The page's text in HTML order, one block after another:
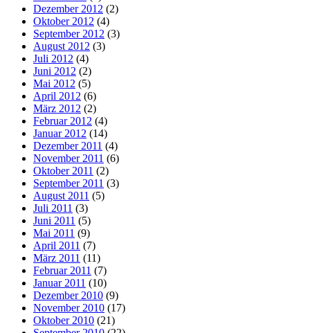
Dezember 2012 (2)
Oktober 2012 (4)
September 2012 (3)
August 2012 (3)
Juli 2012 (4)
Juni 2012 (2)
Mai 2012 (5)
April 2012 (6)
März 2012 (2)
Februar 2012 (4)
Januar 2012 (14)
Dezember 2011 (4)
November 2011 (6)
Oktober 2011 (2)
September 2011 (3)
August 2011 (5)
Juli 2011 (3)
Juni 2011 (5)
Mai 2011 (9)
April 2011 (7)
März 2011 (11)
Februar 2011 (7)
Januar 2011 (10)
Dezember 2010 (9)
November 2010 (17)
Oktober 2010 (21)